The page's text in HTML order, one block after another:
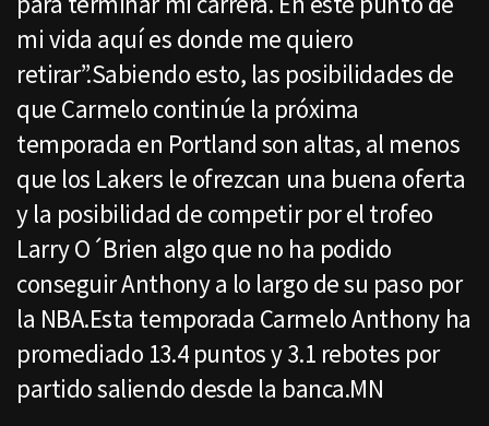
mi vida aquí es donde me quiero
retirar”.Sabiendo esto, las posibilidades de
que Carmelo continúe la próxima
temporada en Portland son altas, al menos
que los Lakers le ofrezcan una buena oferta
y la posibilidad de competir por el trofeo
Larry O´Brien algo que no ha podido
conseguir Anthony a lo largo de su paso por
la NBA.Esta temporada Carmelo Anthony ha
promediado 13.4 puntos y 3.1 rebotes por
partido saliendo desde la banca.MN